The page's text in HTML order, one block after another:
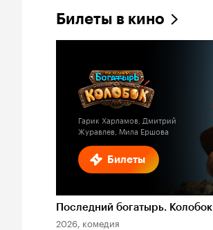
Билеты в кино
Билеты
Гарик Харламов, Дмитрий
Журавлев, Мила Ершова
Последний богатырь. Колобок
2026, комедия